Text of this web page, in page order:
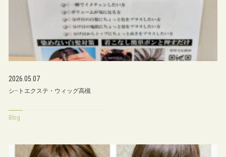
2026.05.07
シ−トエクステ・ウィッグ高槻
Blog